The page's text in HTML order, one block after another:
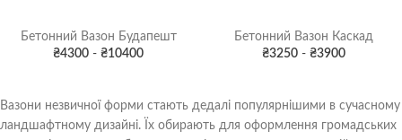
Бетонний Вазон Будапешт
₴4300 - ₴10400
Бетонний Вазон Каскад
₴3250 - ₴3900
Вазони незвичної форми стають дедалі популярнішими в сучасному
ландшафтному дизайні. Їх обирають для оформлення громадських